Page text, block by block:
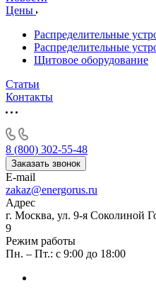
Цены
Распределительные
Распределительные
Щитовое оборудование
Статьи
Контакты
8 (800) 302-55-48
Заказать звонок
E-mail
zakaz@energorus.ru
Адрес
г. Москва, ул. 9-я Соколиной
9
Режим работы
Пн. – Пт.: с 9:00 до 18:00